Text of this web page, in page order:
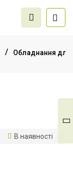
Обладнання для
В наявності